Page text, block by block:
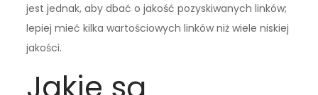
jest jednak, aby dbać o jakość pozyskiwanych linków;
lepiej mieć kilka wartościowych linków niż wiele niskiej
jakości.